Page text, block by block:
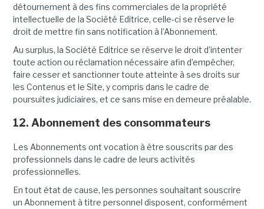
détournement à des fins commerciales de la propriété
intellectuelle de la Société Editrice, celle-ci se réserve le
droit de mettre fin sans notification à l’Abonnement.
Au surplus, la Société Editrice se réserve le droit d’intenter
toute action ou réclamation nécessaire afin d’empêcher,
faire cesser et sanctionner toute atteinte à ses droits sur
les Contenus et le Site, y compris dans le cadre de
poursuites judiciaires, et ce sans mise en demeure préalable.
12. Abonnement des consommateurs
Les Abonnements ont vocation à être souscrits par des
professionnels dans le cadre de leurs activités
professionnelles.
En tout état de cause, les personnes souhaitant souscrire
un Abonnement à titre personnel disposent, conformément